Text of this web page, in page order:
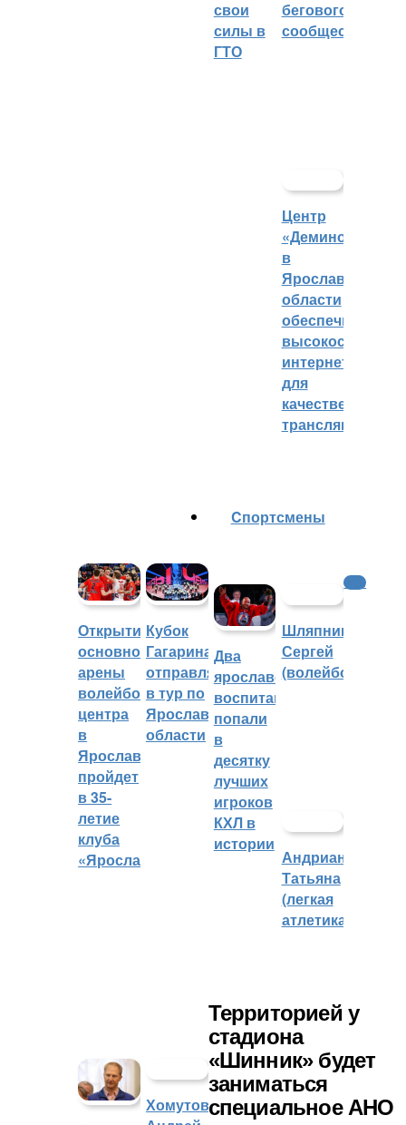
свои
силы в
ГТО
бегового
сообщества
Центр
«Демино»
в
Ярославской
области
обеспечивают
интернетом
для
качественных
трансляций
Открытие
основной
арены
волейбольного
центра
в
Ярославле
пройдет
в 35-
летие
клуба
«Ярославич»
Кубок
Гагарина
отправляется
в тур по
Ярославской
области
Cпортсмены
Два
ярославских
воспитанника
попали
в
десятку
лучших
игроков
КХЛ в
истории
Шляпников
Сергей
(волейбол)
Андрианова
Татьяна
(легкая
атлетика)
Хомутов
ФНЛ
Территорией у
стадиона
«Шинник» будет
заниматься
специальное АНО